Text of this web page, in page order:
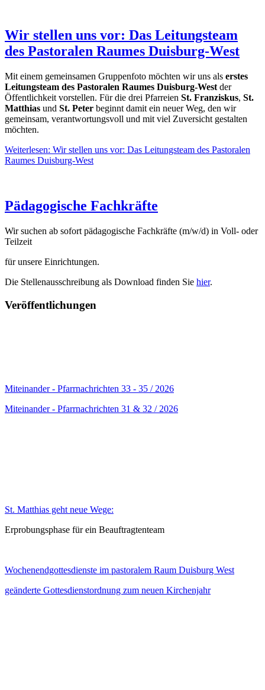
Wir stellen uns vor: Das Leitungsteam
des Pastoralen Raumes Duisburg‑West
Mit einem gemeinsamen Gruppenfoto möchten wir uns als erstes
Leitungsteam des Pastoralen Raumes Duisburg‑West der
Öffentlichkeit vorstellen. Für die drei Pfarreien St. Franziskus, St.
Matthias und St. Peter beginnt damit ein neuer Weg, den wir
gemeinsam, verantwortungsvoll und mit viel Zuversicht gestalten
möchten.
Weiterlesen: Wir stellen uns vor: Das Leitungsteam des Pastoralen
Raumes Duisburg‑West
Pädagogische Fachkräfte
Wir suchen ab sofort pädagogische Fachkräfte (m/w/d) in Voll- oder
Teilzeit
für unsere Einrichtungen.
Die Stellenausschreibung als Download finden Sie hier.
Veröffentlichungen
Miteinander - Pfarrnachrichten 33 - 35 / 2026
Miteinander - Pfarrnachrichten 31 & 32 / 2026
St. Matthias geht neue Wege:
Erprobungsphase für ein Beauftragtenteam
Wochenendgottesdienste im pastoralem Raum Duisburg West
geänderte Gottesdienstordnung zum neuen Kirchenjahr